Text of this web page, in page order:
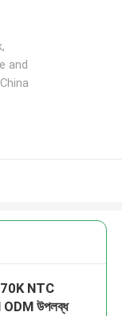
and
NTC
ODM উপলব্ধ